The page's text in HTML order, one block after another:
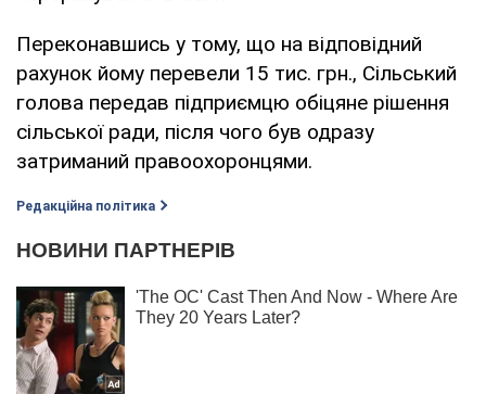
Переконавшись у тому, що на відповідний
рахунок йому перевели 15 тис. грн., Сільський
голова передав підприємцю обіцяне рішення
сільської ради, після чого був одразу
затриманий правоохоронцями.
Редакційна політика